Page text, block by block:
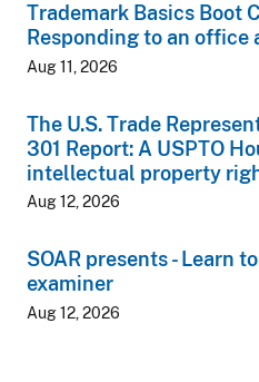
Trademark Basics Boot
Responding to an office
Aug 11, 2026
The U.S. Trade
301 Report: A USPTO
intellectual property
Aug 12, 2026
SOAR presents - Learn
examiner
Aug 12, 2026